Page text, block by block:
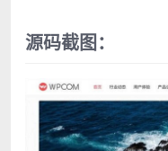
源码截图：